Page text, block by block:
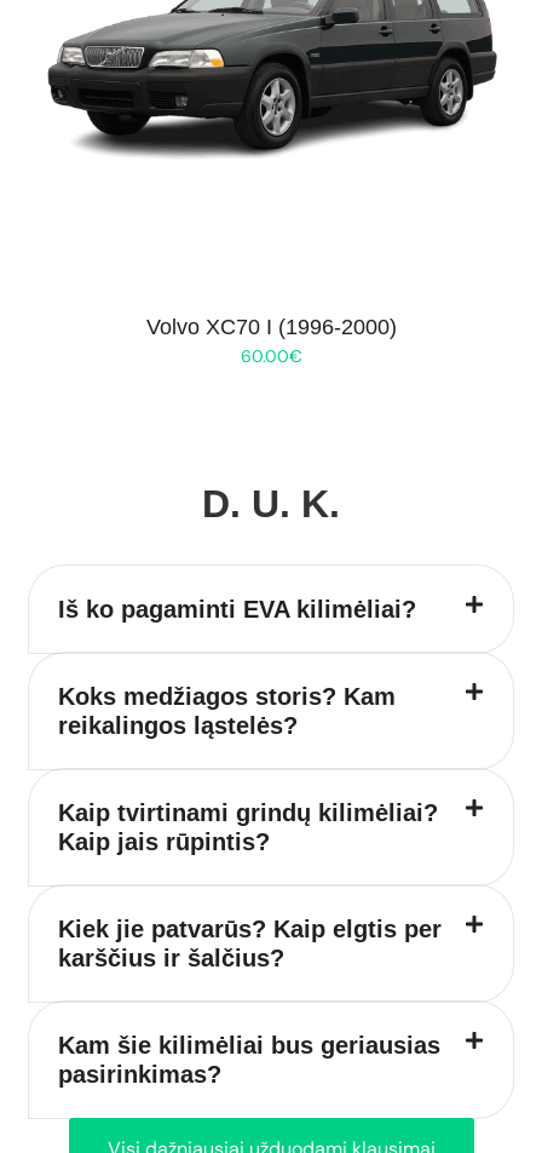
Volvo XC70 I (1996-2000)
60.00€
D. U. K.
Iš ko pagaminti EVA kilimėliai?
Koks medžiagos storis? Kam
reikalingos ląstelės?
Kaip tvirtinami grindų kilimėliai?
Kaip jais rūpintis?
Kiek jie patvarūs? Kaip elgtis per
karščius ir šalčius?
Kam šie kilimėliai bus geriausias
pasirinkimas?